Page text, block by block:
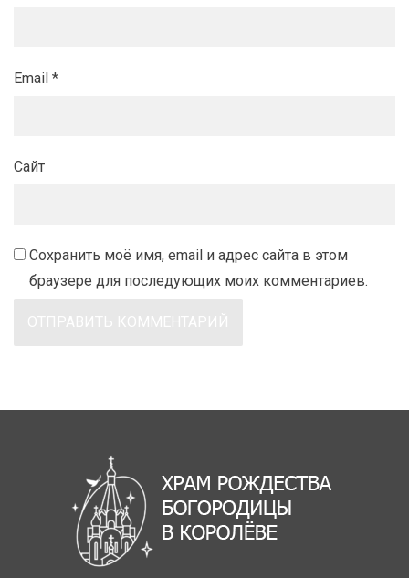
Email *
Сайт
Сохранить моё имя, email и адрес сайта в этом
браузере для последующих моих комментариев.